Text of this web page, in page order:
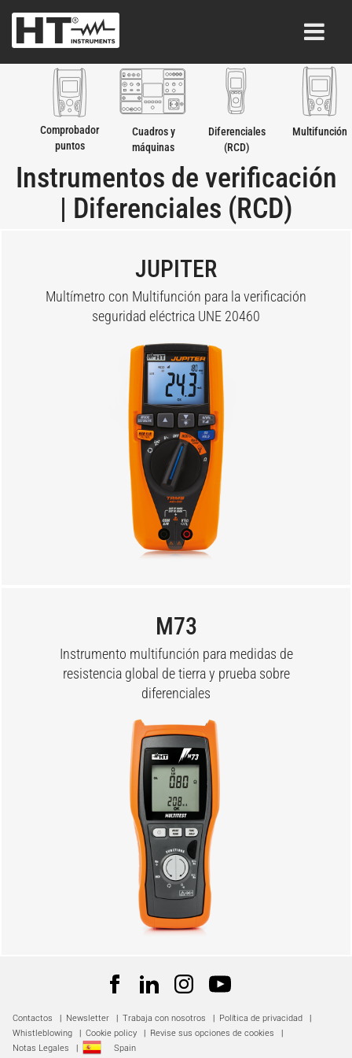
Comprobador
puntos
Cuadros y
máquinas
Diferenciales
(RCD)
Multifunción
Instrumentos de verificación
| Diferenciales (RCD)
JUPITER
Multímetro con Multifunción para la verificación
seguridad eléctrica UNE 20460
M73
Instrumento multifunción para medidas de
resistencia global de tierra y prueba sobre
diferenciales
Contactos | Newsletter | Trabaja con nosotros | Política de privacidad
|
Whistleblowing
| Cookie policy | Revise sus opciones de cookies
|
Notas Legales
| Spain